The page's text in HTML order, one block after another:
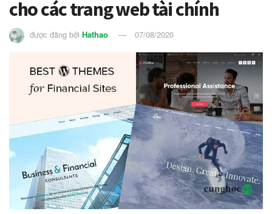
cho các trang web tài chính
được đăng bởi Hathao 07/08/2020